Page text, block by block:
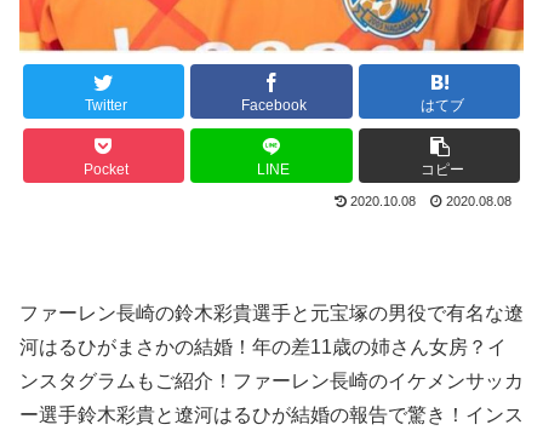
Twitter Facebook はてブ
Pocket LINE コピー
2020.10.08 2020.08.08
ファーレン長崎の鈴木彩貴選手と元宝塚の男役で有名な遼
河はるひがまさかの結婚！年の差11歳の姉さん女房？イ
ンスタグラムもご紹介！ファーレン長崎のイケメンサッカ
ー選手鈴木彩貴と遼河はるひが結婚の報告で驚き！インス